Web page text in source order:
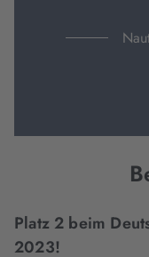
Platz 2 beim
2023!